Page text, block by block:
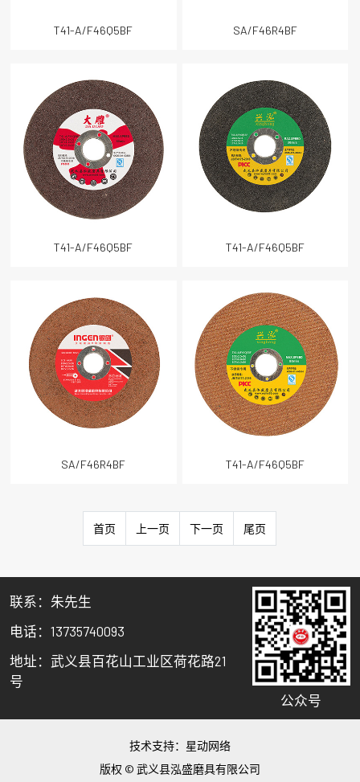
T41-A/F46Q5BF SA/F46R4BF
T41-A/F46Q5BF T41-A/F46Q5BF
SA/F46R4BF T41-A/F46Q5BF
首页 上一页 下一页 尾页
联系：朱先生
电话：13735740093
地址：武义县百花山工业区荷花路21
号
公众号
技术支持： 星动网络
版权 © 武义县泓盛磨具有限公司